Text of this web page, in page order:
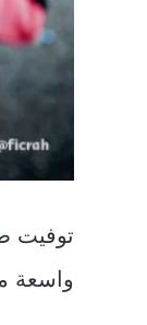
توفيت
واسعة